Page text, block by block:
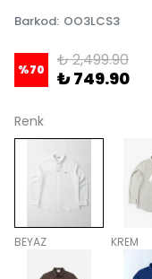
Barkod: OO3LCS3
%70 ₺ 2,499.90
₺ 749.90
Renk
BEYAZ KREM